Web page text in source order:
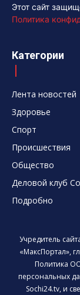
Этот сайт
Политика
Категории
Лента новостей
Здоровье
Спорт
Происшествия
Общество
Деловой клуб
Подробно
Учредитель
«МаксПортал»,
Политика
персональных
Sochi24.tv, и